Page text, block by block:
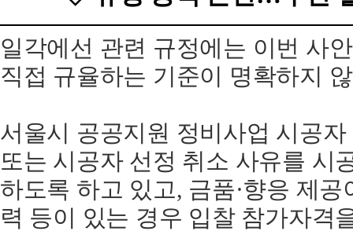
일각에선 관련 규정에는 이번 사
직접 규율하는 기준이 명확하지
서울시 공공지원 정비사업 시공
또는 시공자 선정 취소 사유를 시
하도록 하고 있고, 금품·향응 제공
력 등이 있는 경우 입찰 참가자격